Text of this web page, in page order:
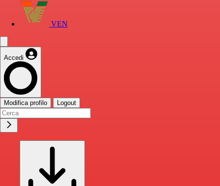
VEN
Accedi
Modifica profilo Logout